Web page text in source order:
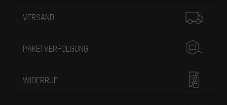
VERSAND
PAKETVERFOLGUNG
WIDERRUF